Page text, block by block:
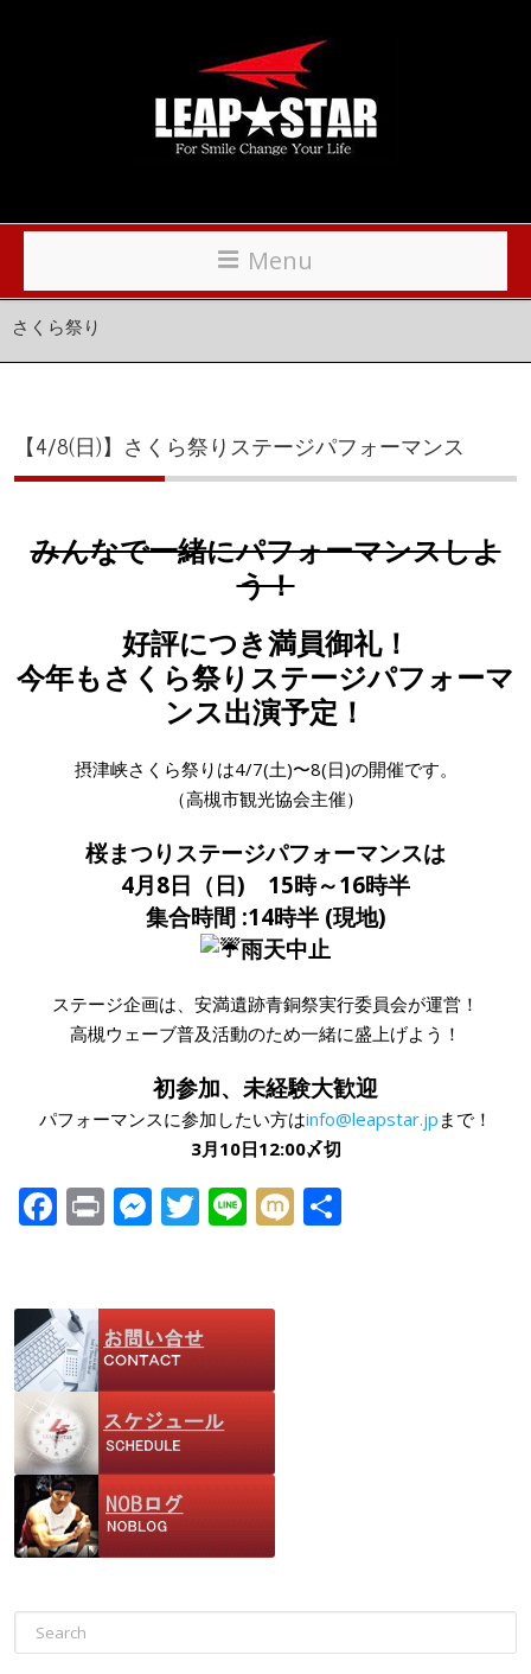
Menu
さくら祭り
【4/8(日)】さくら祭りステージパフォーマンス
みんなで一緒にパフォーマンスしよ
う！
好評につき満員御礼！
今年もさくら祭りステージパフォーマ
ンス出演予定！
摂津峡さくら祭りは4/7(土)〜8(日)の開催です。
（高槻市観光協会主催）
桜まつりステージパフォーマンスは
4月8日（日) 15時～16時半
集合時間 :14時半 (現地)
雨天中止
ステージ企画は、安満遺跡青銅祭実行委員会が運営！
高槻ウェーブ普及活動のため一緒に盛上げよう！
初参加、未経験大歓迎
パフォーマンスに参加したい方はinfo@leapstar.jp まで！
3月10日12:00〆切
F
b
o
o
k
Pr M
e
n
g
er
T
er
Li M